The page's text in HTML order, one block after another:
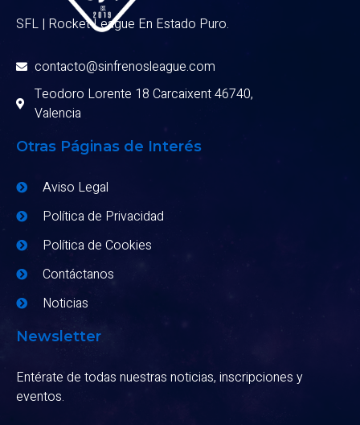
SFL | Rocket League En Estado Puro.
contacto@sinfrenosleague.com
Teodoro Lorente 18 Carcaixent 46740,
Valencia
Otras Páginas de Interés
Aviso Legal
Política de Privacidad
Política de Cookies
Contáctanos
Noticias
Newsletter
Entérate de todas nuestras noticias, inscripciones y
eventos.